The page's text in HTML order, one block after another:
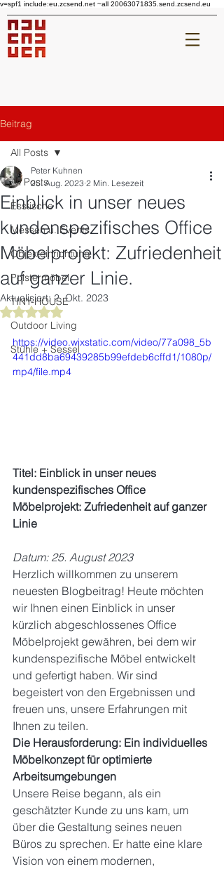
v=spf1 include:eu.zcsend.net ~all 20063071835.send.zcsend.eu
Beitrag
All Posts
Esstische
Messen u. Events
Objekteinrichtung
Polstermöbel
TINY-HOUSE
Outdoor Living
Stühle + Sessel
All Posts
Einblick in unser neues
kundenspezifisches Office
Möbelprojekt: Zufriedenheit
auf ganzer Linie.
Peter Kuhnen
25. Aug. 2023 2 Min. Lesezeit
Aktualisiert: 2. Okt. 2023
Mit NaN von 5 Sternen bewertet.
https://video.wixstatic.com/video/77a098_5b
441dd8ba69439285b99efdeb6cffd1/1080p/
mp4/file.mp4
Titel: Einblick in unser neues
kundenspezifisches Office
Möbelprojekt: Zufriedenheit auf ganzer
Linie
Datum: 25. August 2023
Herzlich willkommen zu unserem
neuesten Blogbeitrag! Heute möchten
wir Ihnen einen Einblick in unser
kürzlich abgeschlossenes Office
Möbelprojekt gewähren, bei dem wir
kundenspezifische Möbel entwickelt
und gefertigt haben. Wir sind
begeistert von den Ergebnissen und
freuen uns, unsere Erfahrungen mit
Ihnen zu teilen.
Die Herausforderung: Ein individuelles
Möbelkonzept für optimierte
Arbeitsumgebungen
Unsere Reise begann, als ein
geschätzter Kunde zu uns kam, um
über die Gestaltung seines neuen
Büros zu sprechen. Er hatte eine klare
Vision von einem modernen,